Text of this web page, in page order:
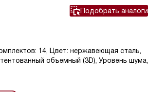
Подобрать аналоги
14, Цвет: нержавеющая сталь,
объемный (3D), Уровень шума,